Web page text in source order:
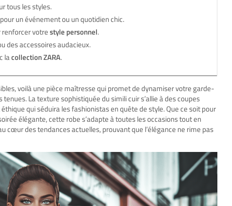
tous les styles.
un événement ou un quotidien chic.
renforcer votrestyle personnel.
des accessoires audacieux.
lacollection ZARA.
voilà une pièce maîtresse qui promet de dynamiser votre garde-
La texture sophistiquée du simili cuir s’allie à des coupes
qui séduira les fashionistas en quête de style. Que ce soit pour
élégante, cette robe s’adapte à toutes les occasions tout en
cœur des tendances actuelles, prouvant que l’élégance ne rime pas